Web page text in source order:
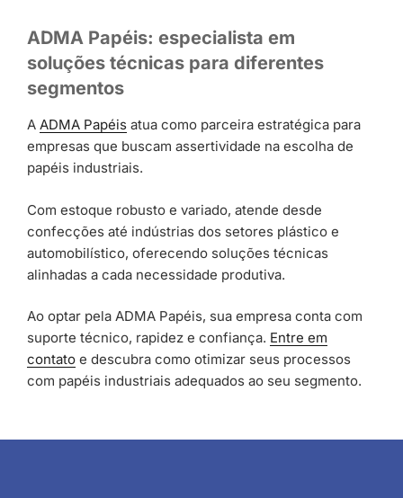
ADMA Papéis: especialista em
soluções técnicas para diferentes
segmentos
A ADMA Papéis atua como parceira estratégica para
empresas que buscam assertividade na escolha de
papéis industriais.
Com estoque robusto e variado, atende desde
confecções até indústrias dos setores plástico e
automobilístico, oferecendo soluções técnicas
alinhadas a cada necessidade produtiva.
Ao optar pela ADMA Papéis, sua empresa conta com
suporte técnico, rapidez e confiança. Entre em
contato e descubra como otimizar seus processos
com papéis industriais adequados ao seu segmento.